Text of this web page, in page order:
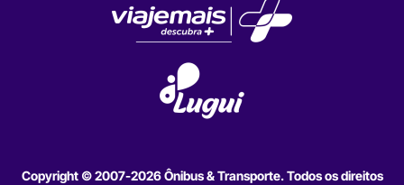
Copyright © 2007-2026 Ônibus & Transporte. Todos os direitos